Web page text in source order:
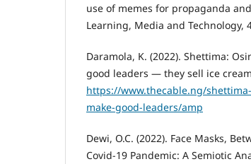
use of memes for propaganda
Learning, Media and Technology,
Daramola, K. (2022). Shettima:
good leaders — they sell ice
https://www.thecable.ng/
make-good-leaders/amp
Dewi, O.C. (2022). Face Masks,
Covid-19 Pandemic: A Semiotic